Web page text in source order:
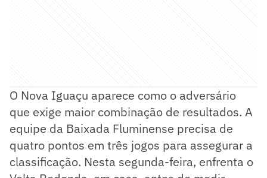
O Nova Iguaçu aparece como o adversário
que exige maior combinação de resultados. A
equipe da Baixada Fluminense precisa de
quatro pontos em três jogos para assegurar a
classificação. Nesta segunda-feira, enfrenta o